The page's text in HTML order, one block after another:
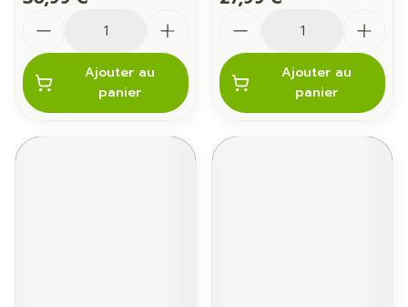
Ajouter au
panier
Ajouter au
panier